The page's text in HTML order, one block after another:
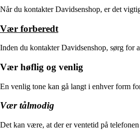
Når du kontakter Davidsenshop, er det
Vær forberedt
Inden du kontakter Davidsenshop, sørg for
Vær høflig og venlig
En venlig tone kan gå langt i enhver form
Vær tålmodig
Det kan være, at der er ventetid på